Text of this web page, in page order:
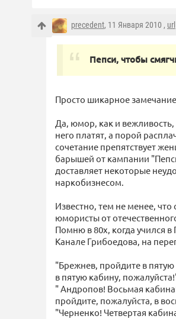
precedent, 11 Января 2010 , url
Пепси, чтобы
Просто шикарное
Да, юмор, как и вежливость,
него платят, а порой
сочетание препятствует
барышей от кампании
доставляет некоторые
наркобизнесом.
Известно, тем не менее,
юмористы от
Помню в 80х, когда учился
Канале Грибоедова, на
"Брежнев, пройдите в
в пятую кабину,
" Андропов! Восьмая
пройдите, пожалуйста, в
"Черненко! Четвертая